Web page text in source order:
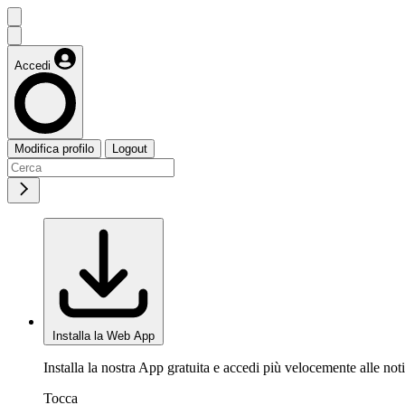
Accedi
Modifica profilo Logout
Installa la Web App
Installa la nostra App gratuita e accedi più velocemente alle
Tocca